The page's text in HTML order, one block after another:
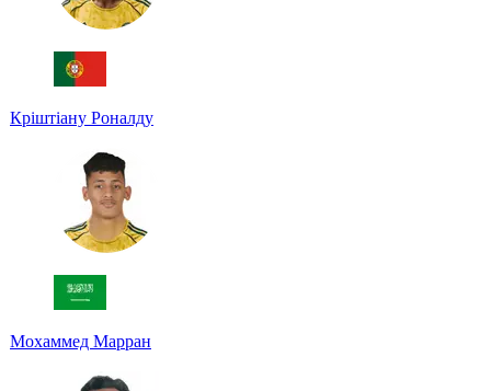
Кріштіану Роналду
Мохаммед Марран